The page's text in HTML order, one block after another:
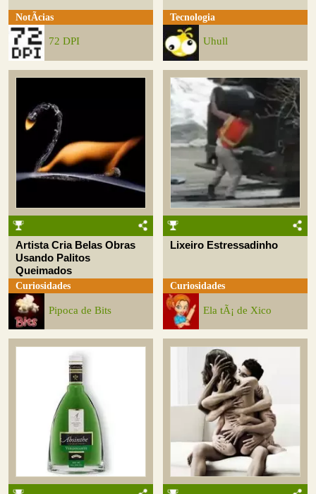
NotÃ­cias
72 DPI
Tecnologia
Uhull
Artista Cria Belas Obras
Usando Palitos
Queimados
Curiosidades
Pipoca de Bits
Lixeiro Estressadinho
Curiosidades
Ela tÃ¡ de Xico